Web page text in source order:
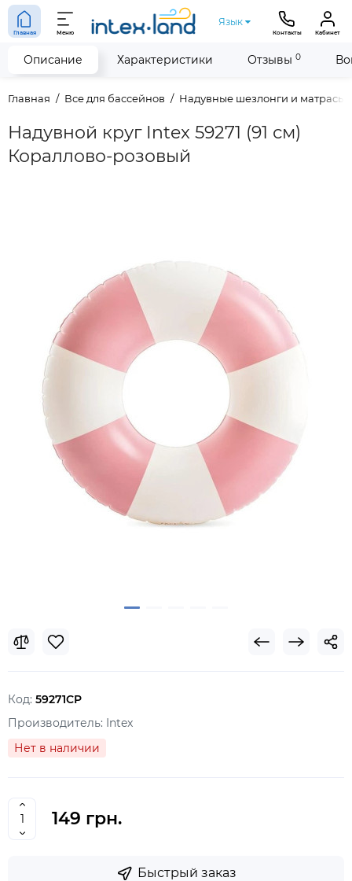
Главная Меню
Язык
Контакты Кабинет
Главная Все для бассейнов Надувные шезлонги и матрасы
Надувной круг Intex 59271 (91 см)
Кораллово-розовый
Код: 59271CP
Производитель: Intex
Нет в наличии
149 грн.
Быстрый заказ
Описание Характеристики Отзывы 0